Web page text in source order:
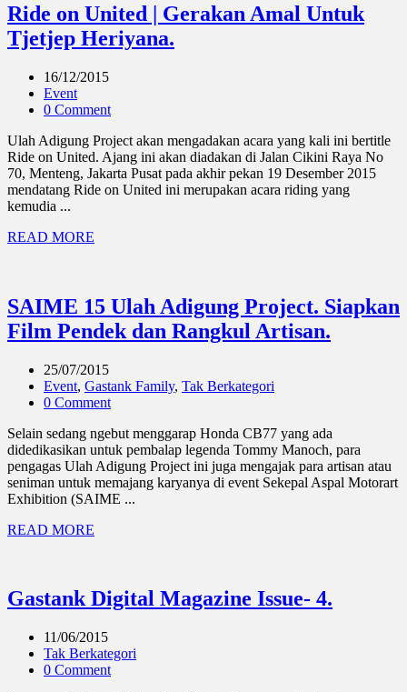
Ride on United | Gerakan Amal Untuk
Tjetjep Heriyana.
16/12/2015
Event
0 Comment
Ulah Adigung Project akan mengadakan acara yang kali ini bertitle
Ride on United. Ajang ini akan diadakan di Jalan Cikini Raya No
70, Menteng, Jakarta Pusat pada akhir pekan 19 Desember 2015
mendatang Ride on United ini merupakan acara riding yang
kemudia ...
READ MORE
SAIME 15 Ulah Adigung Project. Siapkan
Film Pendek dan Rangkul Artisan.
25/07/2015
Event, Gastank Family, Tak Berkategori
0 Comment
Selain sedang ngebut menggarap Honda CB77 yang ada
didedikasikan untuk pembalap legenda Tommy Manoch, para
pengagas Ulah Adigung Project ini juga mengajak para artisan atau
seniman untuk memajang karyanya di event Sekepal Aspal Motorart
Exhibition (SAIME ...
READ MORE
Gastank Digital Magazine Issue- 4.
11/06/2015
Tak Berkategori
0 Comment